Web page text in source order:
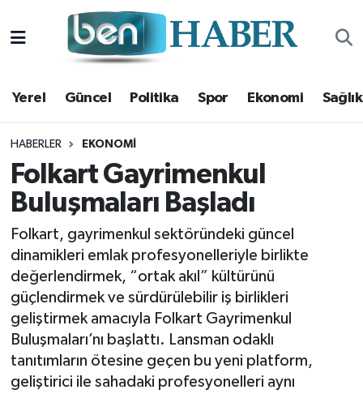
Yerel Güncel Politika Spor Ekonomi Sağlık
HABERLER EKONOMI
Folkart Gayrimenkul
Buluşmaları Başladı
Folkart, gayrimenkul sektöründeki güncel
dinamikleri emlak profesyonelleriyle birlikte
değerlendirmek, “ortak akıl” kültürünü
güçlendirmek ve sürdürülebilir iş birlikleri
geliştirmek amacıyla Folkart Gayrimenkul
Buluşmaları’nı başlattı. Lansman odaklı
tanıtımların ötesine geçen bu yeni platform,
geliştirici ile sahadaki profesyonelleri aynı
Yerel
Güncel
Politika
Spor
Ekonomi
Sağlık
Magazin
Kültür Sanat
Hava Durumu
Trafik Durumu
Süper Lig Puan Durumu ve Fikstür
Tüm Manşetler
Son Dakika Haberleri
Haber Arşivi